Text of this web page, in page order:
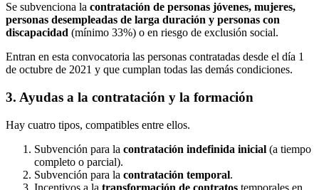
Se subvenciona la contratación de personas jóvenes, mujeres,
personas desempleadas de larga duración y personas con
discapacidad (mínimo 33%) o en riesgo de exclusión social.
Entran en esta convocatoria las personas contratadas desde el día 1
de octubre de 2021 y que cumplan todas las demás condiciones.
3. Ayudas a la contratación y la formación
Hay cuatro tipos, compatibles entre ellos.
Subvención para la contratación indefinida inicial (a tiempo
completo o parcial).
Subvención para la contratación temporal.
Incentivos a la transformación de contratos temporales en